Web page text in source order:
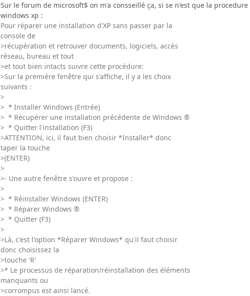
Sur le forum de microsoft$ on m'a consseillé ça, si se n'est que la
windows xp :
Pour réparer une installation d'XP sans passer par la
console de
>récupération et retrouver documents, logiciels, accès
réseau, bureau et tout
>et tout bien intacts suivre cette procédure:
>Sur la première fenêtre qui s'affiche, il y a les choix
suivants :
>
> * Installer Windows (Entrée)
> * Récupérer une installation précédente de Windows ®
> * Quitter l'installation (F3)
>ATTENTION, ici, il faut bien choisir *Installer* donc
taper la touche
>(ENTER)
>
>- Une autre fenêtre s'ouvre et propose :
>
> * Réinstaller Windows (ENTER)
> * Réparer Windows ®
> * Quitter (F3)
>
>Là, c'est l'option *Réparer Windows* qu'il faut choisir
donc choisissez la
>touche 'R'
>* Le processus de réparation/réinstallation des éléments
manquants ou
>corrompus est ainsi lancé.